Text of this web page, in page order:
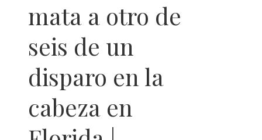
mata a otro de
seis de un
disparo en la
cabeza en